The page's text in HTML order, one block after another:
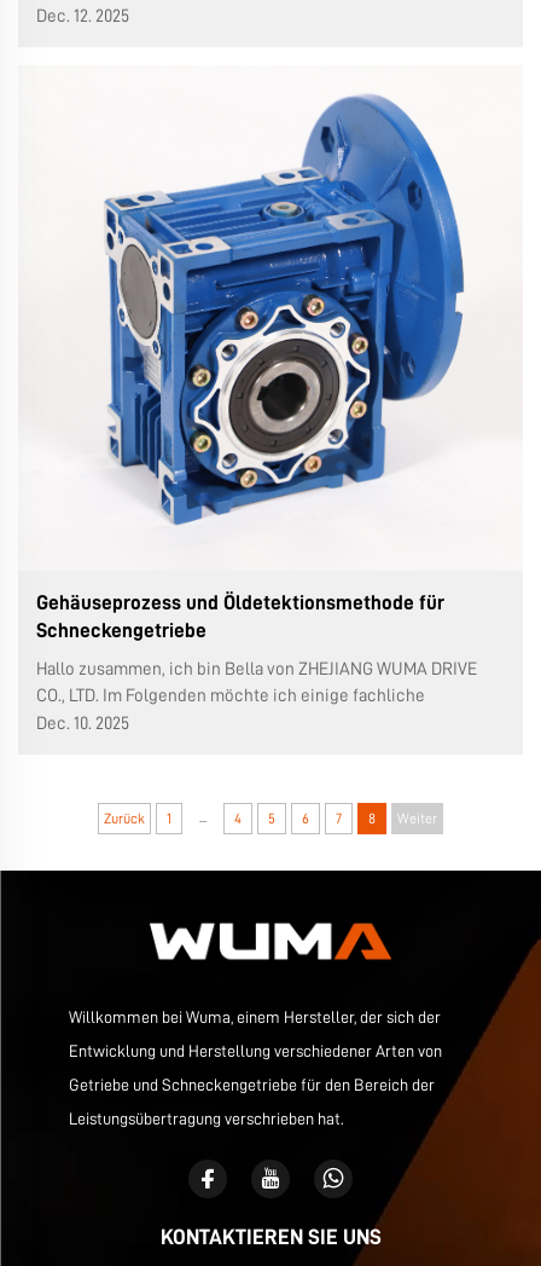
Getriebe-Reduzierers innerhalb normaler Konstruktions- und
Dec. 12. 2025
Gehäuseprozess und Öldetektionsmethode für
Schneckengetriebe
Hallo zusammen, ich bin Bella von ZHEJIANG WUMA DRIVE
CO., LTD. Im Folgenden möchte ich einige fachliche
Informationen über Schneckengetriebe mit Ihnen teilen.
Getriebes ist, es wird...
Dec. 10. 2025
Zurück 1 4 5 6 7 8 Weiter
Willkommen bei Wuma, einem Hersteller, der sich der
Entwicklung und Herstellung verschiedener Arten von
Getriebe und Schneckengetriebe für den Bereich der
Leistungsübertragung verschrieben hat.
KONTAKTIEREN SIE UNS